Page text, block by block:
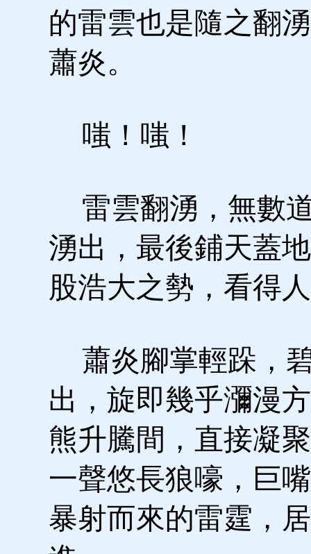
的雷雲也是隨之翻
蕭炎。
嗤！嗤！
雷雲翻湧，無數
湧出，最後鋪天蓋
股浩大之勢，看得
蕭炎腳掌輕跺，
出，旋即幾乎瀰漫
熊升騰間，直接凝
一聲悠長狼嚎，巨
暴射而來的雷霆，